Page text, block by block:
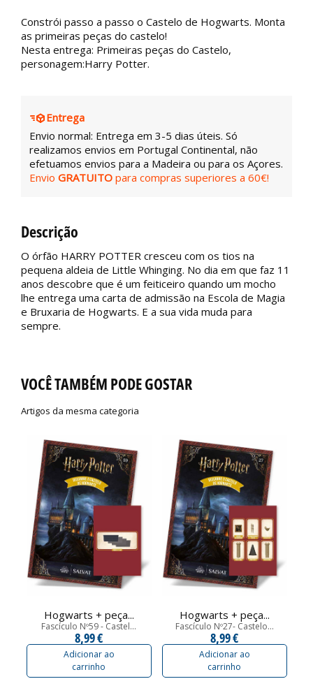
Constrói passo a passo o Castelo de Hogwarts. Monta
as primeiras peças do castelo!
Nesta entrega: Primeiras peças do Castelo,
personagem:Harry Potter.
Entrega
Envio normal: Entrega em 3-5 dias úteis. Só
realizamos envios em Portugal Continental, não
efetuamos envios para a Madeira ou para os Açores.
Envio GRATUITO para compras superiores a 60€!
Descrição
O órfão HARRY POTTER cresceu com os tios na
pequena aldeia de Little Whinging. No dia em que faz 11
anos descobre que é um feiticeiro quando um mocho
lhe entrega uma carta de admissão na Escola de Magia
e Bruxaria de Hogwarts. E a sua vida muda para
sempre.
VOCÊ TAMBÉM PODE GOSTAR
Artigos da mesma categoria
Hogwarts + peça...
Fascículo Nº59 - Castel...
8,99 €
Adicionar ao
carrinho
Hogwarts + peça...
Fascículo Nº27- Castelo...
8,99 €
Adicionar ao
carrinho